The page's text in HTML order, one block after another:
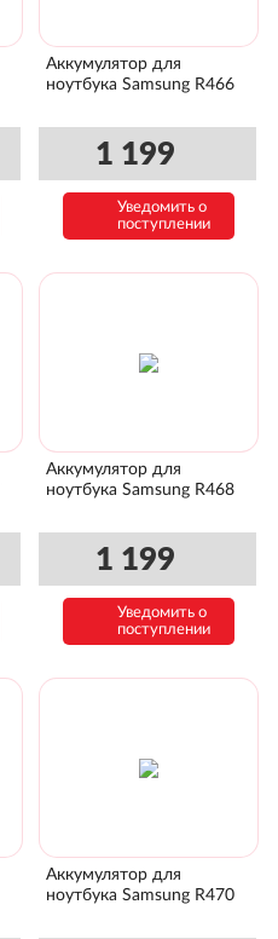
Аккумулятор для
ноутбука Samsung R466
1 199
Уведомить о
поступлении
Аккумулятор для
ноутбука Samsung R468
1 199
Уведомить о
поступлении
Аккумулятор для
ноутбука Samsung R470